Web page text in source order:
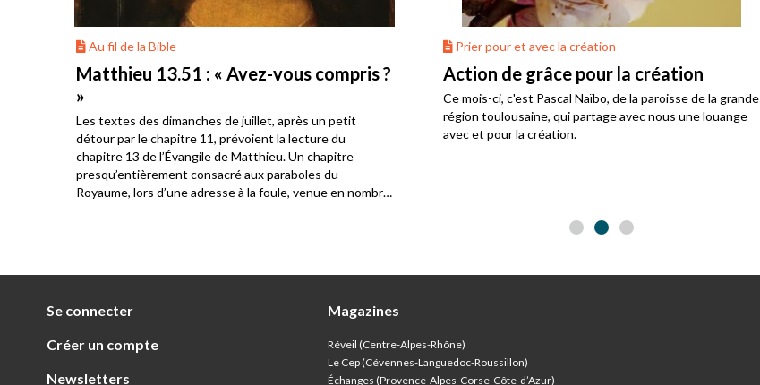
Au fil de la Bible
Matthieu 13.51 : « Avez-vous compris ?
»
Les textes des dimanches de juillet, après un petit
détour par le chapitre 11, prévoient la lecture du
chapitre 13 de l’Évangile de Matthieu. Un chapitre
presqu’entièrement consacré aux paraboles du
Royaume, lors d’une adresse à la foule, venue en nombre
Prier pour et avec la création
Action de grâce pour la création
Ce mois-ci, c'est Pascal Naïbo, de la paroisse de la grande
région toulousaine, qui partage avec nous une louange
avec et pour la création.
Se connecter
Créer un compte
Newsletters
Magazines
Réveil (Centre-Alpes-Rhône)
Le Cep (Cévennes-Languedoc-Roussillon)
Échanges (Provence-Alpes-Corse-Côte-d’Azur)